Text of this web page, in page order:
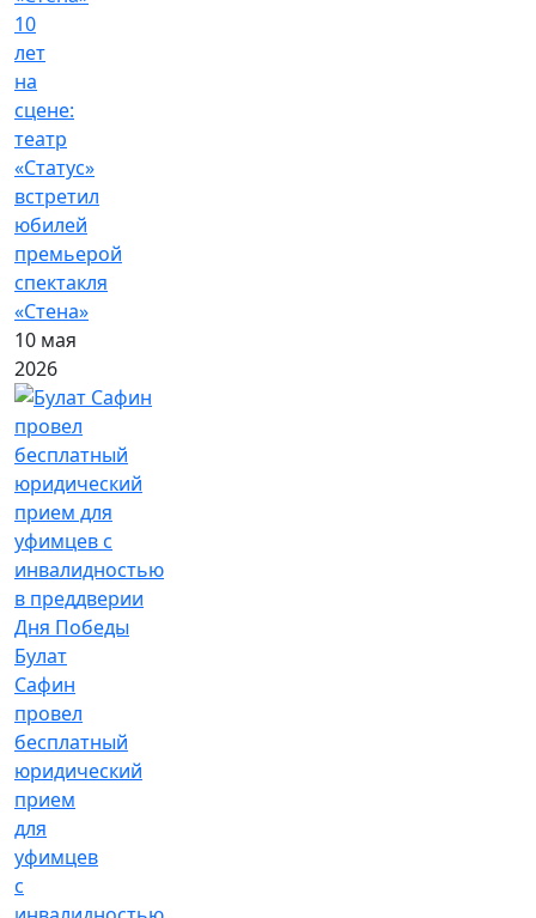
10
лет
на
сцене:
театр
«Статус»
встретил
юбилей
премьерой
спектакля
«Стена»
10 мая
2026
Булат
Сафин
провел
бесплатный
юридический
прием
для
уфимцев
с